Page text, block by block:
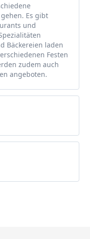
Es gibt
und
Bäckereien laden
Festen
zudem auch
angeboten.